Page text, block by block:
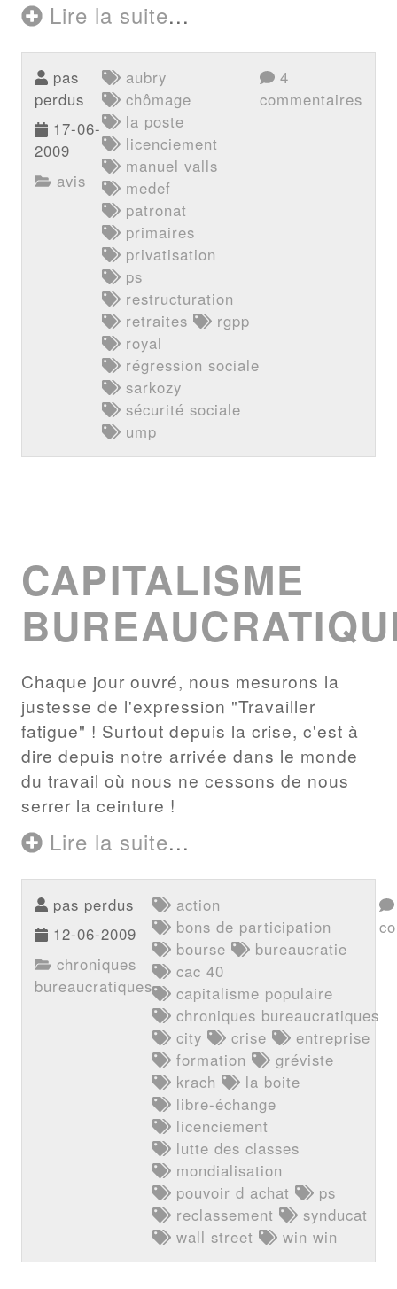
Lire la suite...
pas
perdus
17-06-
2009
avis
aubry
chômage
la poste
licenciement
manuel valls
medef
patronat
primaires
privatisation
ps
restructuration
retraites
rgpp
royal
régression sociale
sarkozy
sécurité sociale
ump
4
commentaires
CAPITALISME
Chaque jour ouvré, nous mesurons la
justesse de l'expression "Travailler
fatigue" ! Surtout depuis la crise, c'est à
dire depuis notre arrivée dans le monde
du travail où nous ne cessons de nous
serrer la ceinture !
Lire la suite...
pas perdus
12-06-2009
chroniques
bureaucratiques
action
bons de participation
bourse
bureaucratie
cac 40
capitalisme populaire
chroniques bureaucratiques
city
crise
entreprise
formation
gréviste
krach
la boite
libre-échange
licenciement
lutte des classes
mondialisation
pouvoir d achat
ps
reclassement
synducat
wall street
win win